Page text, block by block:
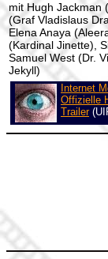
mit Hugh Jackman
(Graf Vladislaus
Elena Anaya
(Kardinal Jinette),
Samuel West (Dr.
Jekyll)
Internet
Offizielle
Trailer